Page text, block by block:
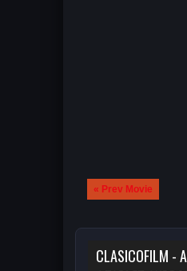
« Prev Movie
CLASICOFILM -